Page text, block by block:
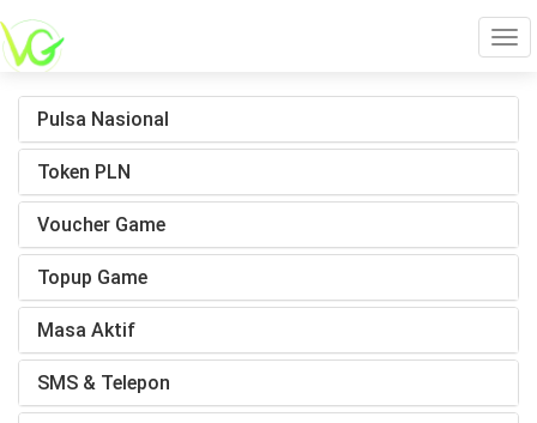
Pulsa Nasional
Token PLN
Voucher Game
Topup Game
Masa Aktif
SMS & Telepon